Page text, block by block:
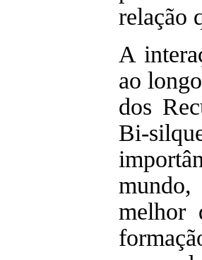
relação
A
ao
dos
Bi-
melhor